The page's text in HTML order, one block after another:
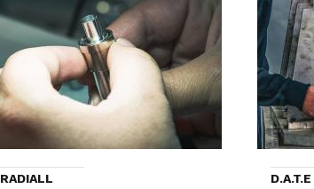
RADIALL D.A.T.E